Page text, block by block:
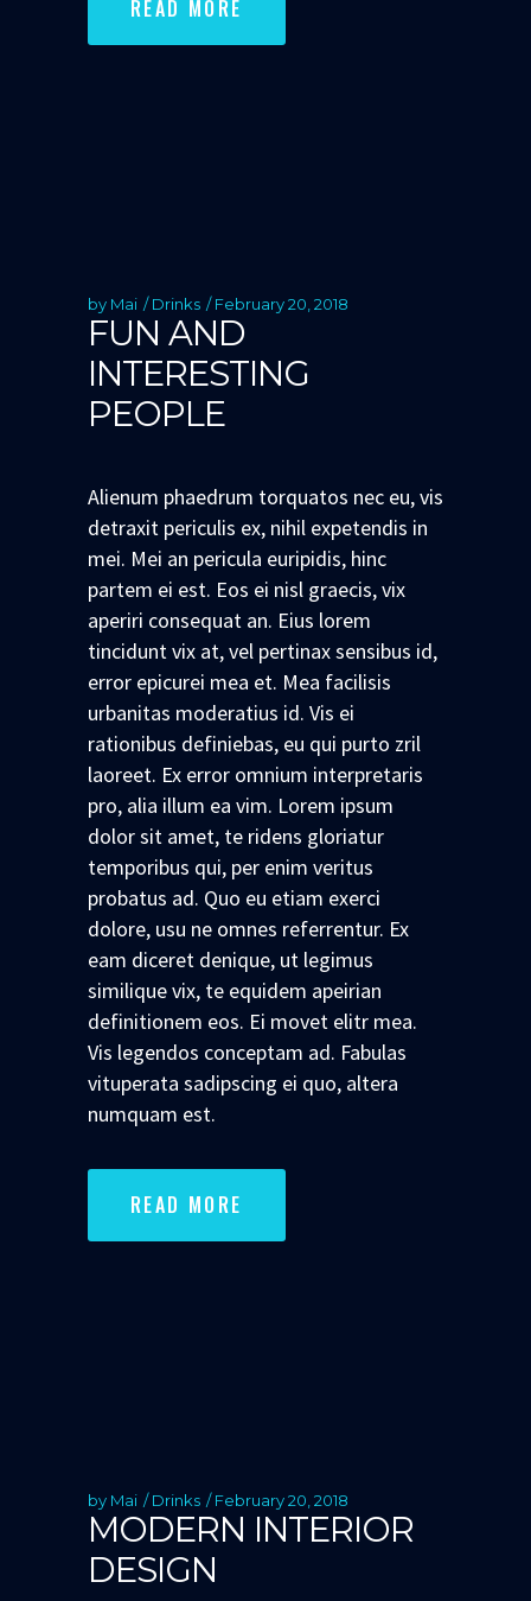
READ MORE
by Mai Drinks February 20, 2018
FUN AND
INTERESTING
PEOPLE
Alienum phaedrum torquatos nec eu, vis
detraxit periculis ex, nihil expetendis in
mei. Mei an pericula euripidis, hinc
partem ei est. Eos ei nisl graecis, vix
aperiri consequat an. Eius lorem
tincidunt vix at, vel pertinax sensibus id,
error epicurei mea et. Mea facilisis
urbanitas moderatius id. Vis ei
rationibus definiebas, eu qui purto zril
laoreet. Ex error omnium interpretaris
pro, alia illum ea vim. Lorem ipsum
dolor sit amet, te ridens gloriatur
temporibus qui, per enim veritus
probatus ad. Quo eu etiam exerci
dolore, usu ne omnes referrentur. Ex
eam diceret denique, ut legimus
similique vix, te equidem apeirian
definitionem eos. Ei movet elitr mea.
Vis legendos conceptam ad. Fabulas
vituperata sadipscing ei quo, altera
numquam est.
READ MORE
by Mai Drinks February 20, 2018
MODERN INTERIOR
DESIGN